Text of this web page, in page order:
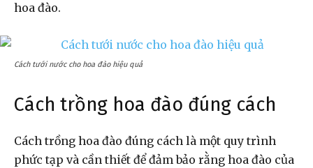
hoa đào.
Cách tưới nước cho hoa đào hiệu quả
Cách trồng hoa đào đúng cách
Cách trồng hoa đào đúng cách là một quy trình
phức tạp và cần thiết để đảm bảo rằng hoa đào của